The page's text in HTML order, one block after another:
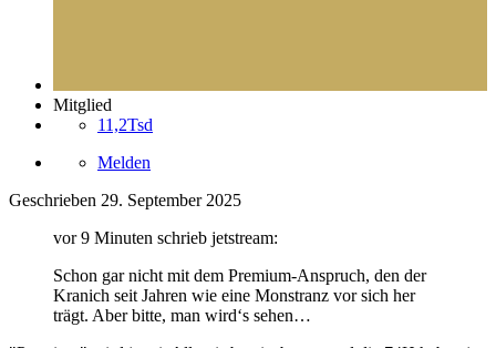
Mitglied
11,2Tsd
Melden
Geschrieben 29. September 2025
vor 9 Minuten schrieb jetstream:
Schon gar nicht mit dem Premium-Anspruch, den der
Kranich seit Jahren wie eine Monstranz vor sich her
trägt. Aber bitte, man wird‘s sehen…